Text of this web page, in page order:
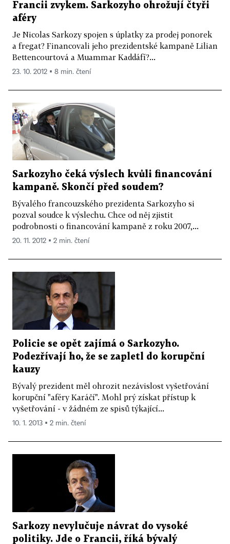
Francii zvykem. Sarkozyho ohrožují čtyři
aféry
Je Nicolas Sarkozy spojen s úplatky za prodej ponorek
a fregat? Financovali jeho prezidentské kampaně Lilian
Bettencourtová a Muammar Kaddáfí?...
23. 10. 2012 ▪ 8 min. čtení
Sarkozyho čeká výslech kvůli financování
kampaně. Skončí před soudem?
Bývalého francouzského prezidenta Sarkozyho si
pozval soudce k výslechu. Chce od něj zjistit
podrobnosti o financování kampaně z roku 2007,...
20. 11. 2012 ▪ 2 min. čtení
Policie se opět zajímá o Sarkozyho.
Podezřívají ho, že se zapletl do korupční
kauzy
Bývalý prezident měl ohrozit nezávislost vyšetřování
korupční "aféry Karáčí". Mohl prý získat přístup k
vyšetřování - v žádném ze spisů týkající...
10. 1. 2013 ▪ 2 min. čtení
Sarkozy nevylučuje návrat do vysoké
politiky. Jde o Francii, říká bývalý